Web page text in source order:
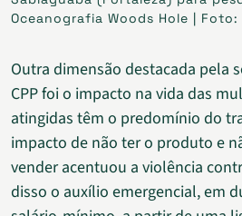
Oceanografia Woods Hole |
Outra dimensão destacada pela
CPP foi o impacto na vida das
atingidas têm o predomínio do
impacto de não ter o produto e
vender acentuou a violência
disso o auxílio emergencial, em